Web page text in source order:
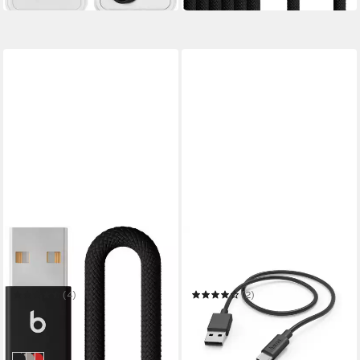
USB-A auf USB-C Gewebtes
Kabel USB-Kabel
(4)
19,96 € 24,95 €
-20%
in 1-2 Werktagen bei dir
m, Schwarz USB-Kabel
(2)
ab 10,83 €
in 3-4 Werktagen bei dir